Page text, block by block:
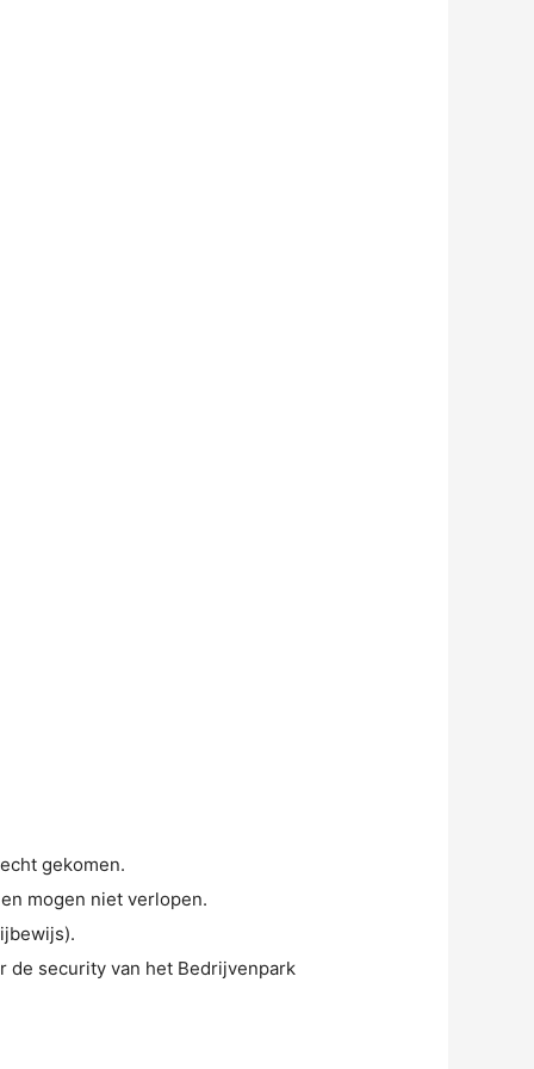
gekomen.
mogen niet verlopen.
de security van het Bedrijvenpark